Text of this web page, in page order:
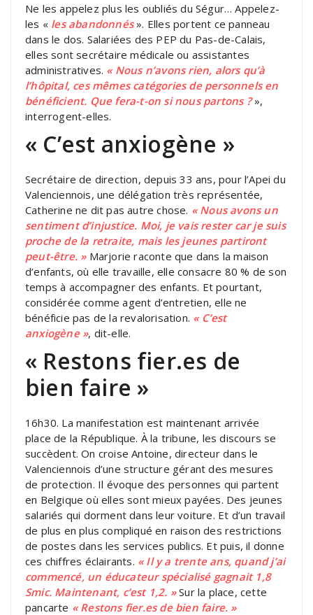
Ne les appelez plus les oubliés du Ségur… Appelez-
les « les abandonnés». Elles portent ce panneau
dans le dos. Salariées des PEP du Pas-de-Calais,
elles sont secrétaire médicale ou assistantes
administratives. « Nous n’avons rien, alors qu’à
l’hôpital, ces mêmes catégories de personnels en
bénéficient. Que fera-t-on si nous partons ?»,
interrogent-elles.
« C’est anxiogène »
Secrétaire de direction, depuis 33 ans, pour l’Apei du
Valenciennois, une délégation très représentée,
Catherine ne dit pas autre chose. « Nous avons un
sentiment d’injustice. Moi, je vais rester car je suis
proche de la retraite, mais les jeunes partiront
peut-être. »Marjorie raconte que dans la maison
d’enfants, où elle travaille, elle consacre 80 % de son
temps à accompagner des enfants. Et pourtant,
considérée comme agent d’entretien, elle ne
bénéficie pas de la revalorisation. « C’est
anxiogène », dit-elle.
« Restons fier.es de
bien faire »
16h30. La manifestation est maintenant arrivée
place de la République. À la tribune, les discours se
succèdent. On croise Antoine, directeur dans le
Valenciennois d’une structure gérant des mesures
de protection. Il évoque des personnes qui partent
en Belgique où elles sont mieux payées. Des jeunes
salariés qui dorment dans leur voiture. Et d’un travail
de plus en plus compliqué en raison des restrictions
de postes dans les services publics. Et puis, il donne
ces chiffres éclairants. « Il y a trente ans, quand j’ai
commencé, un éducateur spécialisé gagnait 1,8
Smic. Maintenant, c’est 1,2. »Sur la place, cette
pancarte « Restons fier.es de bien faire. »